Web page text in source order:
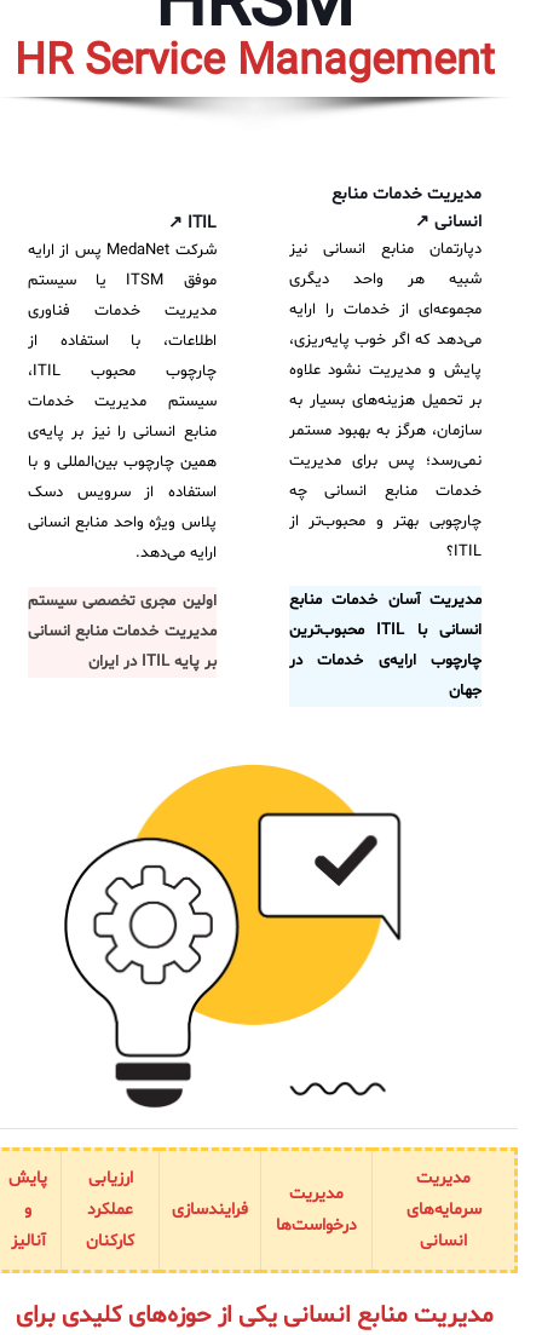
HR Service Management
مدیریت خدمات منابع
انسانی ↗
دپارتمان منابع انسانی نیز
شبیه هر واحد دیگری
مجموعه‌ای از خدمات را ارایه
می‌دهد که اگر خوب پایه‌ریزی،
پایش و مدیریت نشود علاوه
بر تحمیل هزینه‌های بسیار به
سازمان، هرگز به بهبود مستمر
نمی‌رسد؛ پس برای مدیریت
خدمات منابع انسانی چه
چارچوبی بهتر و محبوب‌تر از
ITIL؟
مدیریت آسان خدمات منابع
انسانی با ITIL محبوب‌ترین
چارچوب ارایه‌ی خدمات در
جهان
ITIL ↗
شرکت MedaNet پس از ارایه
موفق ITSM یا سیستم
مدیریت خدمات فناوری
اطلاعات، با استفاده از
چارچوب محبوب ITIL،
سیستم مدیریت خدمات
منابع انسانی را نیز بر پایه‌ی
همین چارچوب بین‌المللی و با
استفاده از سرویس دسک
پلاس ویژه واحد منابع انسانی
ارایه می‌دهد.
اولین مجری تخصصی سیستم
مدیریت خدمات منابع انسانی
بر پایه ITIL در ایران
مدیریت
سرمایه‌های
انسانی
مدیریت
درخواست‌ها
فرایندسازی
ارزیابی
عملکرد
کارکنان
پایش
و
آنالیز
مدیریت منابع انسانی یکی از حوزه‌های کلیدی برای
پلاگین‌های سرویس دسک پلاس
کازیو
مدیریت خدمات سازمانی
سرویس دسک پلاس MSP
AD360
◆
Log360 ابزار SIEM
برنامه‌ساز هوشمند App Creator
سامانه مدیریت امنیت اطلاعات
✧
سامانه مدیریت پشتیبانی مشتریان
ManageEngine Malware Protection Plus
سامانه مدیریت و مانیتورینگ شبکه
سامانه آزمون آنلاین
راهکارهای مدیریتی فناوری اطلاعات برای مراکز آموزشی و دانشگاه‌ها
مدیریت خدمات منابع انسانی
CIs Control
اصطلاحات و تعاریف مرتبط با ITIL4
لیست کامل 34 تمرین ITIL4
آموزش سیستم مدیریت خدمات فناوری اطلاعات
نکته‌های کلیدی برای مدیر انفورماتیک
ITIL & SDP
◆
آموزش فارسی ITIL4
چارچوب ITIL برای همه
آرشیو دانلودهای مدانت
ثبت‌نام در دوره‌های آموزشی تخصصی